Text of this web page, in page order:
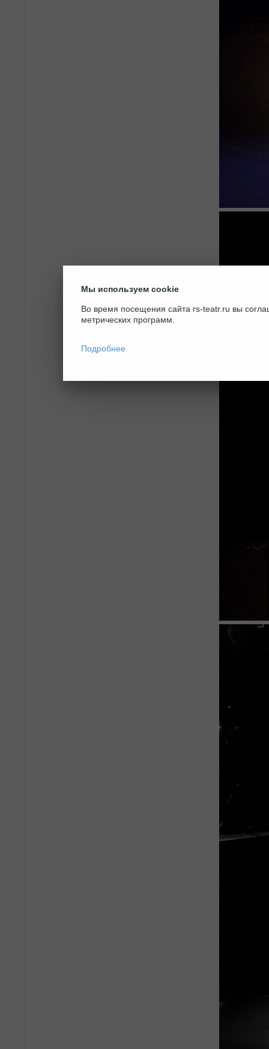
Мы используем cookie
Во время посещения сайта rs-teatr.ru вы
метрических программ.
Подробнее